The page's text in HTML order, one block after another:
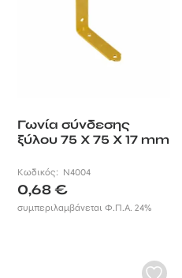
Γωνία σύνδεσης
ξύλου 75 X 75 X 17 mm
Κωδικός: N4004
0,68€
συμπεριλαμβάνεται Φ.Π.Α. 24%